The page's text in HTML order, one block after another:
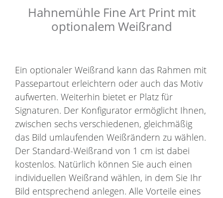
Hahnemühle Fine Art Print mit
optionalem Weißrand
Ein optionaler Weißrand kann das Rahmen mit
Passepartout erleichtern oder auch das Motiv
aufwerten. Weiterhin bietet er Platz für
Signaturen. Der Konfigurator ermöglicht Ihnen,
zwischen sechs verschiedenen, gleichmäßig
das Bild umlaufenden Weißrändern zu wählen.
Der Standard-Weißrand von 1 cm ist dabei
kostenlos. Natürlich können Sie auch einen
individuellen Weißrand wählen, in dem Sie Ihr
Bild entsprechend anlegen. Alle Vorteile eines